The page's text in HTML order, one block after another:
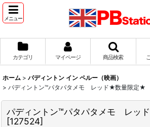
メニュー
カテゴリ マイページ 商品検索
ホーム > パディントン イン ペルー（映画）
> パディントン™パタパタメモ レッド★数量限定★
パディントン™パタパタメモ レッ
[127524]